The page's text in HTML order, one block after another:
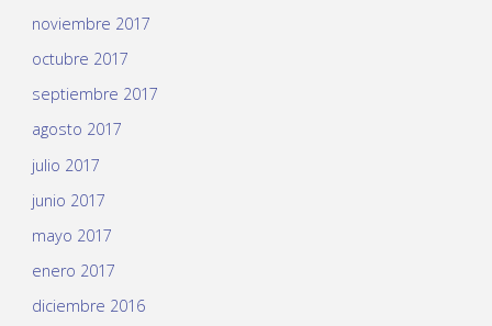
noviembre 2017
octubre 2017
septiembre 2017
agosto 2017
julio 2017
junio 2017
mayo 2017
enero 2017
diciembre 2016